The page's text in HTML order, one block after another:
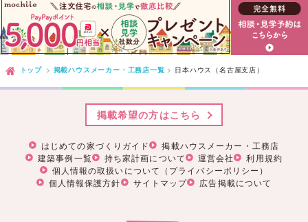
トップ 掲載ハウスメーカー・工務店一覧 日本ハウス（名古屋支店）
はじめての家づくりガイド
掲載ハウスメーカー・工務店
建築事例一覧
持ち家計画について 運営会社
利用規約
個人情報の取扱いについて（プライバシーポリシー）
個人情報保護方針
サイトマップ 広告掲載について
掲載希望の方はこちら